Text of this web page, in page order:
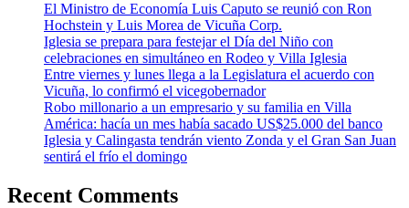
El Ministro de Economía Luis Caputo se reunió con Ron
Hochstein y Luis Morea de Vicuña Corp.
Iglesia se prepara para festejar el Día del Niño con
celebraciones en simultáneo en Rodeo y Villa Iglesia
Entre viernes y lunes llega a la Legislatura el acuerdo con
Vicuña, lo confirmó el vicegobernador
Robo millonario a un empresario y su familia en Villa
América: hacía un mes había sacado US$25.000 del banco
Iglesia y Calingasta tendrán viento Zonda y el Gran San Juan
sentirá el frío el domingo
Recent Comments